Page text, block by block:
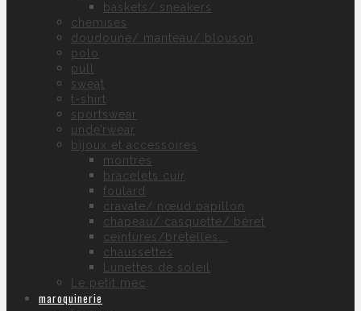
baskets/ sneakers
chemises
doudoune/ manteau/ blouson
polo
pull
sweat
t-shirt
sportswear
unde’rwear
bijoux et accessoires
montres
bracelets cuir
foulard
cravate/ nœud papillon
chapeau/ casquette/ béret
ceintures/bretelles….
chaussettes
Lunettes de soleil
Le petit mec
maroquinerie